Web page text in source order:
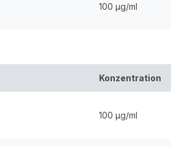
100 µg/ml
Konzentration
100 µg/ml